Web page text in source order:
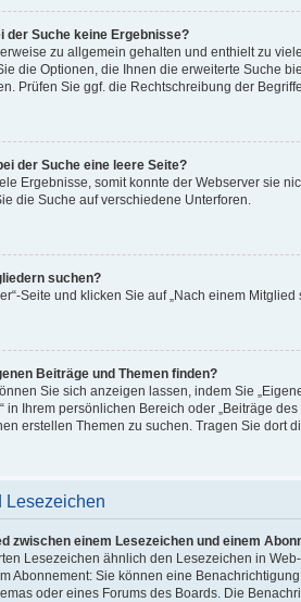
der Suche keine Ergebnisse?
zu allgemein gehalten und enthielt zu
die Optionen, die Ihnen die erweiterte Suche
Prüfen Sie ggf. die Rechtschreibung der
der Suche eine leere Seite?
Ergebnisse, somit konnte der Webserver sie
die Suche auf verschiedene Unterforen.
suchen?
Seite und klicken Sie auf „Nach einem Mitglied
Beiträge und Themen finden?
Sie sich anzeigen lassen, indem Sie
in Ihrem persönlichen Bereich oder „Beiträge
erstellen Themen zu suchen. Tragen Sie dort
Lesezeichen
zwischen einem Lesezeichen und einem
Lesezeichen ähnlich den Lesezeichen in
Abonnement: Sie können eine
oder eines Forums des Boards. Die